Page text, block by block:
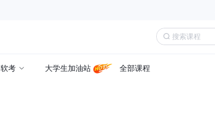
软考 大学生加油站 全部课程